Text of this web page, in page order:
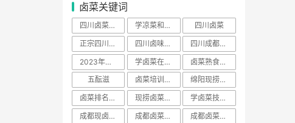
卤菜关键词
四川卤菜去哪里学正宗 学凉菜和卤菜要多少学费
四川卤菜
正宗四川卤菜培训
四川卤味哪家培训最好
四川成都卤菜培训哪家好
2023年卤菜培训学员
学卤菜在哪里学
卤菜熟食培训费用一般多少学费
五酝滋
卤菜培训声明
绵阳现捞培训哪家出名
卤菜排名前十名加盟店
现捞卤菜培训哪家好
学卤菜技术到哪里学的正宗
成都现卤现捞培训
成都卤菜熟食培训
成都卤菜培训费用一般多少学费